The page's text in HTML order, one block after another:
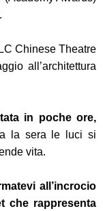
Chinese Theatre
all’architettura
in poche ore,
la sera le luci si
vita.
all’incrocio
che rappresenta